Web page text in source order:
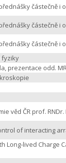
částečně i
částečně i
částečně i
fyziky
prezentace odd.
věd ČR prof. RNDr.
of interacting
Long-lived Charge